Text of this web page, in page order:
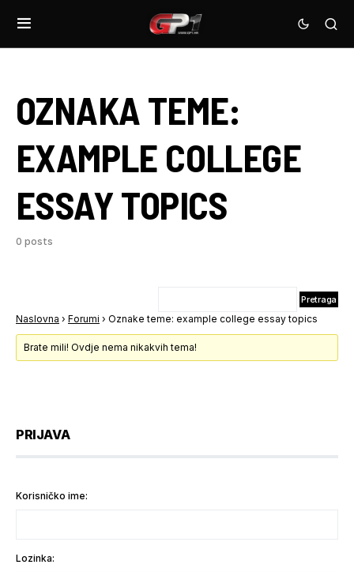
OZNAKA TEME:
EXAMPLE COLLEGE
ESSAY TOPICS
0 posts
Naslovna › Forumi › Oznake teme: example college essay topics
Brate mili! Ovdje nema nikakvih tema!
PRIJAVA
Korisničko ime:
Lozinka: